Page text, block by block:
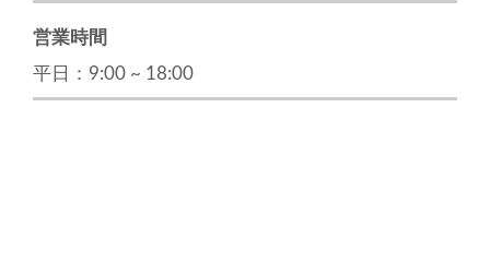
営業時間
平日：9:00 ~ 18:00